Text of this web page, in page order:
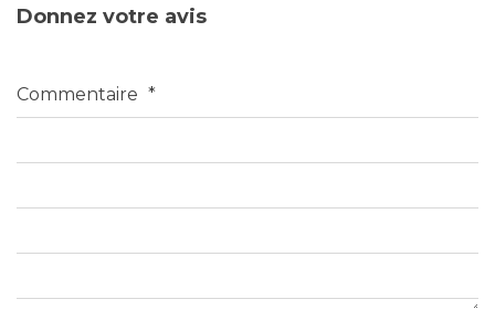
Donnez votre avis
Commentaire *